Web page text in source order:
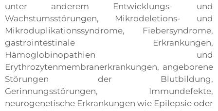
unter anderem Entwicklungs- und
Wachstumsstörungen, Mikrodeletions- und
Mikroduplikationssyndrome, Fiebersyndrome,
gastrointestinale Erkrankungen,
Hämoglobinopathien und
Erythrozytenmembranerkrankungen, angeborene
Störungen der Blutbildung,
Gerinnungsstörungen, Immundefekte,
neurogenetische Erkrankungen wie Epilepsie oder